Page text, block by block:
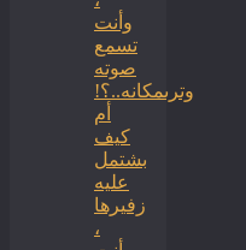
وأنت
تسمع
صوته
وترىمكانه..؟!
أم
كيف
بشتمل
عليه
زفيرها
،